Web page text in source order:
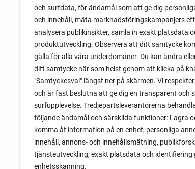
och surfdata, för ändamål som att ge dig
och innehåll, mäta marknadsföringskampanjers
analysera publikinsikter, samla in exakt platsdata
produktutveckling. Observera att ditt samtycke
gälla för alla våra underdomäner. Du kan ändra
ditt samtycke när som helst genom att klicka på
"Samtyckesval" längst ner på skärmen. Vi
och är fast beslutna att ge dig en transparent och
surfupplevelse. Tredjepartsleverantörerna
följande ändamål och särskilda funktioner: Lagra
komma åt information på en enhet, personliga
innehåll, annons- och innehållsmätning,
tjänsteutveckling, exakt platsdata och identifiering
enhetsskanning.